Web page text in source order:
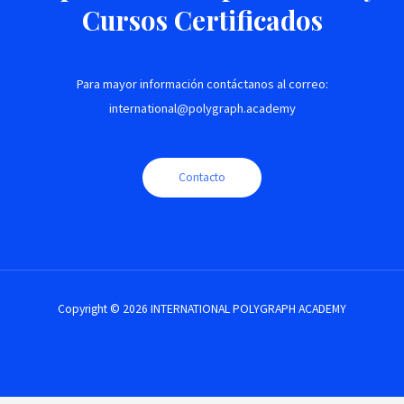
Cursos Certificados
Para mayor información contáctanos al correo:
international@polygraph.academy
Contacto
Copyright © 2026 INTERNATIONAL POLYGRAPH ACADEMY